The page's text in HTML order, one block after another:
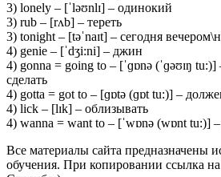
3) lonely – [ˈləʊnlɪ] – одинокий
3) rub – [rʌb] – тереть
3) tonight – [təˈnaɪt] – сегодня
4) genie – [ˈdʒi:ni] – джин
4) gonna = going to – [ˈɡɒnə (ˈɡəʊɪŋ tu:)]
сделать
4) gotta = got to – [ɡɒtə (ɡɒt tu:)] –
4) lick – [lɪk] – облизывать
4) wanna = want to – [ˈwɒnə (wɒnt tu:)] –
Все материалы сайта предназначены
обучения. При копировании ссылка на